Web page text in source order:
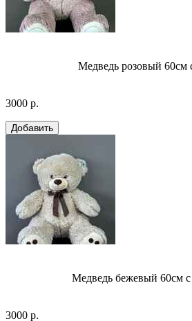
Медведь розовый 60см
3000 р.
Медведь бежевый 60см
3000 р.